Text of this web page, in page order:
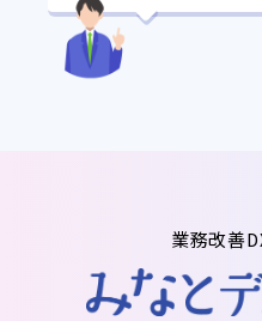
業務改善